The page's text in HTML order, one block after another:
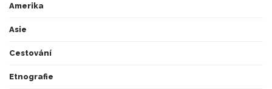
Amerika
Asie
Cestování
Etnografie